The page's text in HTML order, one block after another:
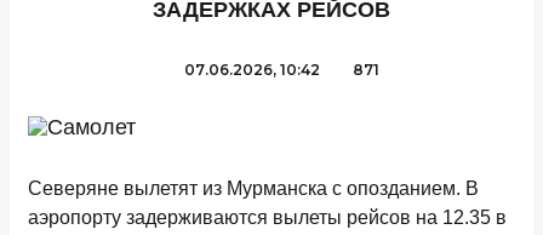
ЗАДЕРЖКАХ РЕЙСОВ
07.06.2026, 10:42 871
Северяне вылетят из Мурманска с опозданием. В
аэропорту задерживаются вылеты рейсов на 12.35 в